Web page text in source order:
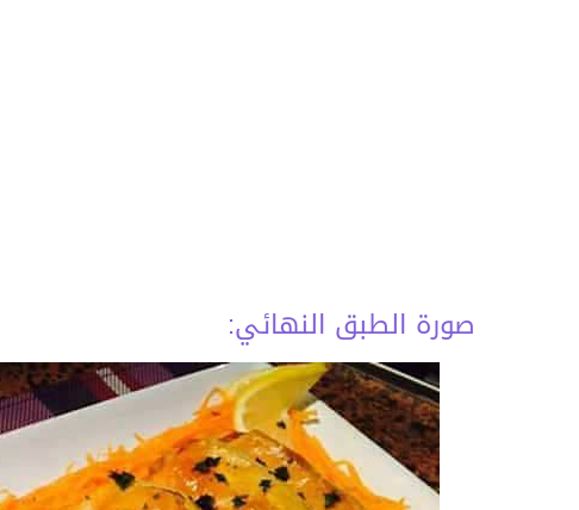
صورة الطبق النهائي: